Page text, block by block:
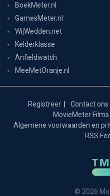
BoekMeter.nl
GamesMeter.nl
WijWedden.net
Kelderklasse
Anfieldwatch
MeeMetOranje.nl
Registreer Contact ons
MovieMeter Films
Algemene voorwaarden en
RSS
© 2026